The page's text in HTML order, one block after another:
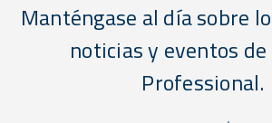
Manténgase al día sobre
noticias y eventos de
Professional.